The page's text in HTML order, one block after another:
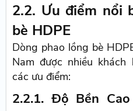
2.2. Ưu điểm nổi
bè HDPE
Dòng phao lồng bè
Nam được nhiều
các ưu điểm:
2.2.1. Độ Bền